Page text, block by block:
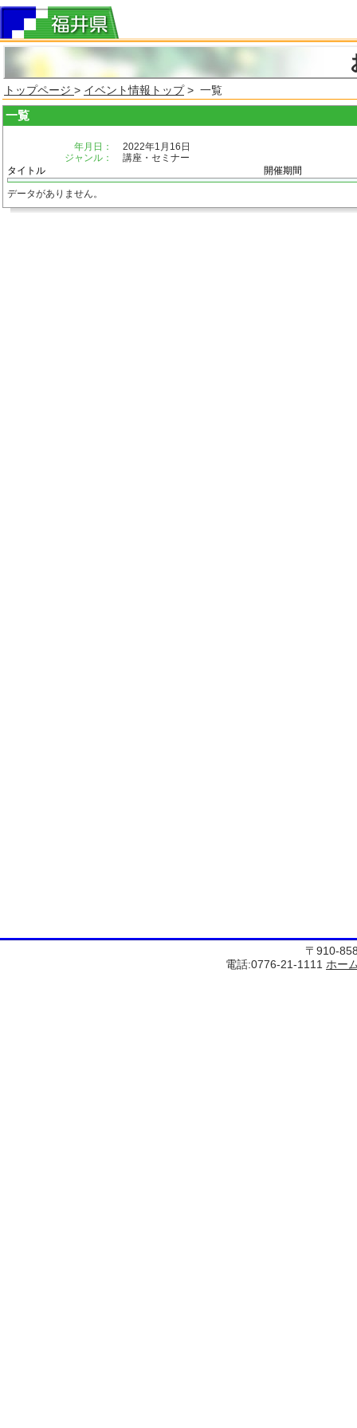
トップページ > イベント情報トップ> 一覧
一覧
年月日：
2022年1月16日
ジャンル：
講座・セミナー
タイトル
開催期間
データがありません。
〒910-
電話:0776-21-1111 ホー